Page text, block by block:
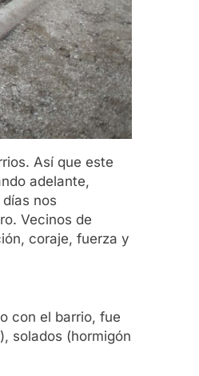
Así que este
adelante,
nos
Vecinos de
coraje, fuerza y
con el barrio, fue
solados (hormigón